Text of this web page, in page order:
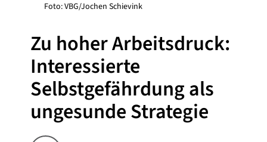
Foto: VBG/Jochen Schievink
Zu hoher Arbeitsdruck:
Interessierte
Selbstgefährdung als
ungesunde Strategie